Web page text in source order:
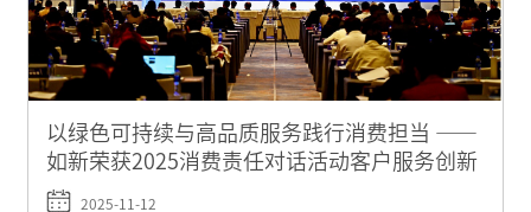
以绿色可持续与高品质服务践行消费担当 ——
如新荣获2025消费责任对话活动客户服务创新
典型案例
2025-11-12